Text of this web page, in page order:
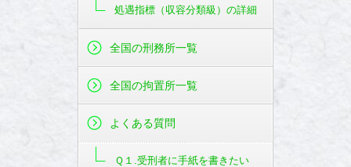
処遇指標（収容分類級）の詳細
全国の刑務所一覧
全国の拘置所一覧
よくある質問
Ｑ１.受刑者に手紙を書きたい